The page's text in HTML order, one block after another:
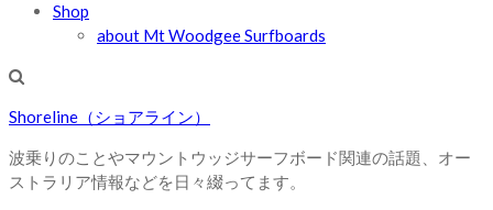
Shop
about Mt Woodgee Surfboards
Shoreline（ショアライン）
波乗りのことやマウントウッジサーフボード関連の話題、オー
ストラリア情報などを日々綴ってます。